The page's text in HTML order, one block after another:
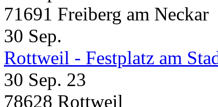
71691 Freiberg am Neckar
30 Sep.
Rottweil - Festplatz am
30 Sep. 23
78628 Rottweil